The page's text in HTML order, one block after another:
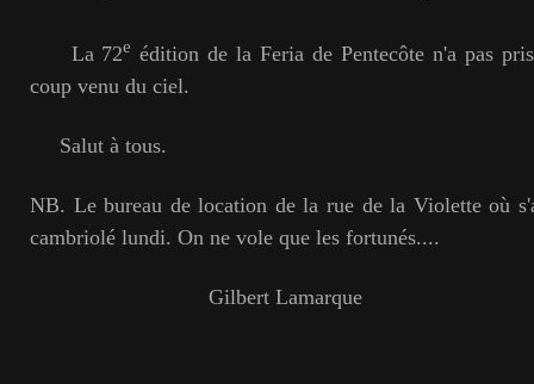
La 72e édition de la Feria de Pentecôte n'a pas
coup venu du ciel.
Salut à tous.
NB. Le bureau de location de la rue de la Violette où
cambriolé lundi. On ne vole que les fortunés....
Gilbert Lamarque